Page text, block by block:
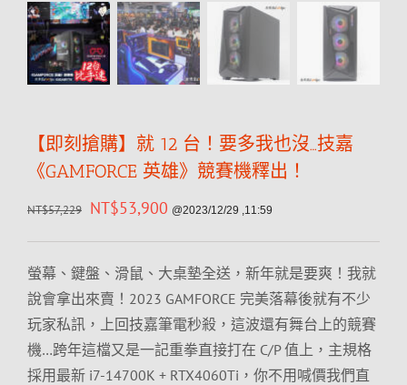
【即刻搶購】就 12 台！要多我也沒…技嘉
《GAMFORCE 英雄》競賽機釋出！
NT$57,229 NT$53,900 @2023/12/29 ,11:59
螢幕、鍵盤、滑鼠、大桌墊全送，新年就是要爽！我就
說會拿出來賣！2023 GAMFORCE 完美落幕後就有不少
玩家私訊，上回技嘉筆電秒殺，這波還有舞台上的競賽
機…跨年這檔又是一記重拳直接打在 C/P 值上，主規格
採用最新 i7-14700K + RTX4060Ti，你不用喊價我們直